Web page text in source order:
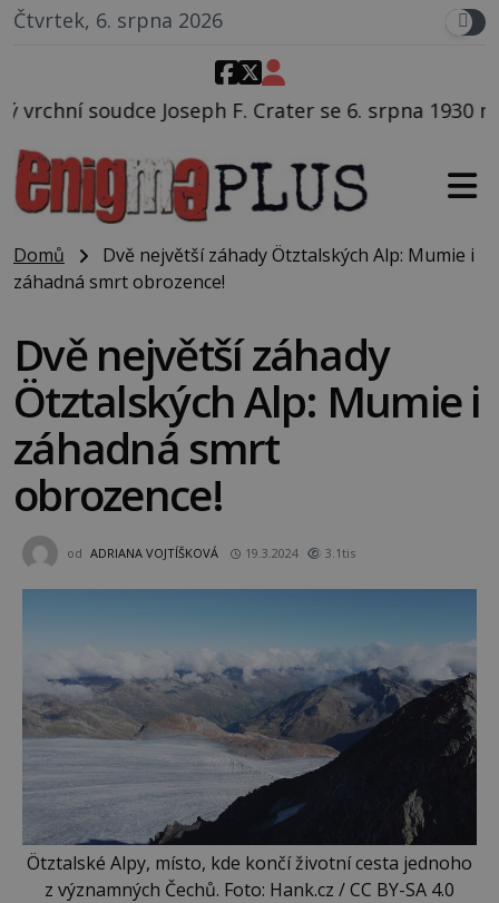
Čtvrtek, 6. srpna 2026
F. Crater se 6. srpna 1930 navečeří ve své
Domů
Dvě největší záhady Ötztalských Alp: Mumie i
záhadná smrt obrozence!
Dvě největší záhady
Ötztalských Alp: Mumie i
záhadná smrt
obrozence!
od ADRIANA VOJTÍŠKOVÁ 19.3.2024 3.1tis
Ötztalské Alpy, místo, kde končí životní cesta jednoho
z významných Čechů. Foto: Hank.cz / CC BY-SA 4.0